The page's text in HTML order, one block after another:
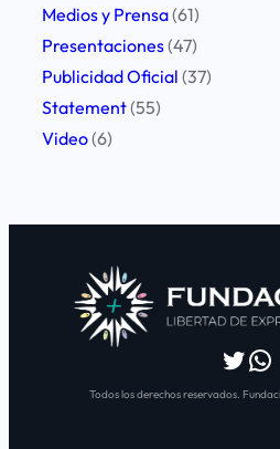
Medios y Prensa(61)
Presentaciones(47)
Publicidad Oficial (37)
Statement(55)
Video(6)
Todos los derechos reservados.